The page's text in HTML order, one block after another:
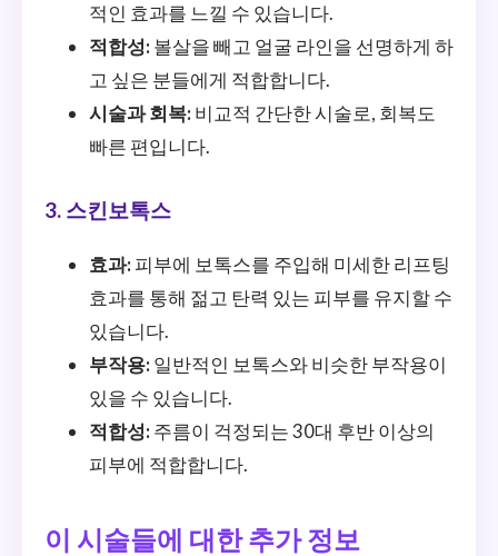
적인 효과를 느낄 수 있습니다.
적합성: 볼살을 빼고 얼굴 라인을 선명하게 하
고 싶은 분들에게 적합합니다.
시술과 회복: 비교적 간단한 시술로, 회복도
빠른 편입니다.
3. 스킨보톡스
효과: 피부에 보톡스를 주입해 미세한 리프팅
효과를 통해 젊고 탄력 있는 피부를 유지할 수
있습니다.
부작용: 일반적인 보톡스와 비슷한 부작용이
있을 수 있습니다.
적합성: 주름이 걱정되는 30대 후반 이상의
피부에 적합합니다.
이 시술들에 대한 추가 정보